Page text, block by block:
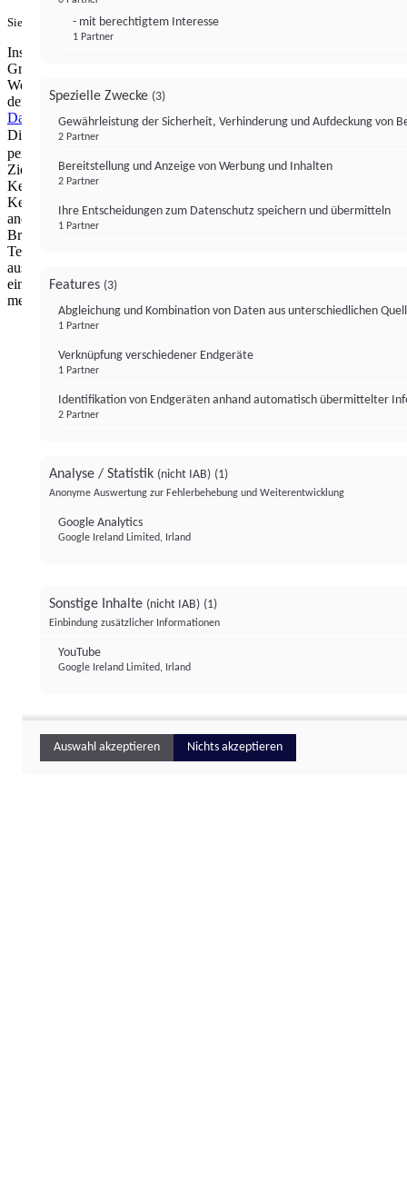
Sie haben ein PUR-Abo?Hier anmelden.
Institutional Money mit Werbung: Wir nutzen aus wirtschaftlichen
Gründen die Möglichkeit, unsere Webseite Dritten als digitalen
Werbeplatz zur Verfügung zu stellen. Über Verarbeitungen, die in
der Verantwortung von uns liegen, können Sie sich in unserer
Datenschutzerklärungnäher informieren.Zur Bereitstellung unserer
Dienste nutzen wir Technologien von
personalisierte Werbung, Messung von Werbeleistung und
Zielgruppenforschung. Cookies, Endgeräte- oder ähnliche Online-
Kennungen (z. B. login-basierte Kennungen, zufällig generierte
Kennungen, netzwerkbasierte Kennungen) können zusammen mit
anderen Informationen (z. B. Browsertyp und
Browserinformationen, Sprache, Bildschirmgröße, unterstützte
Technologien usw.) auf Ihrem Endgerät gespeichert oder von dort
ausgelesen werden, um es jedes Mal wiederzuerkennen, wenn es
eine App oder einer Webseite aufruft. Dies geschieht für einen oder
mehrere der hier aufgeführten Verarbeitungszwecke.
- mit berechtigtem Interesse
1 Partner
Spezielle Zwecke (3)
Gewährleistung der Sicherheit, Verhinderung und Aufdeckung von
2 Partner
Bereitstellung und Anzeige von Werbung und Inhalten
2 Partner
Ihre Entscheidungen zum Datenschutz speichern und übermitteln
1 Partner
Features (3)
Abgleichung und Kombination von Daten aus unterschiedlichen
1 Partner
Verknüpfung verschiedener Endgeräte
1 Partner
Identifikation von Endgeräten anhand automatisch übermittelter
2 Partner
Analyse / Statistik (nicht IAB) (1)
Anonyme Auswertung zur Fehlerbehebung und Weiterentwicklung
Google Analytics
Google Ireland Limited, Irland
Sonstige Inhalte (nicht IAB) (1)
Einbindung zusätzlicher Informationen
YouTube
Google Ireland Limited, Irland
Auswahl akzeptieren Nichts akzeptieren
Institutional Money
ImpressumDatenschutzerklärung